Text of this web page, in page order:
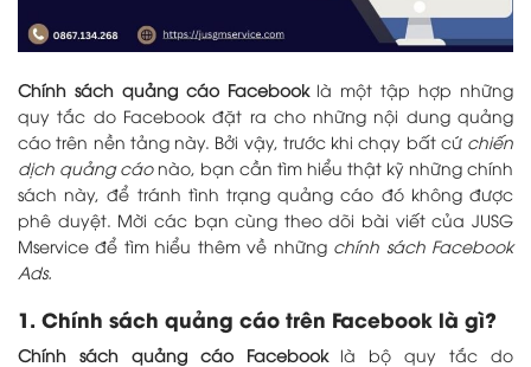
Chính sách quảng cáo Facebooklà một tập hợp những
quy tắc do Facebook đặt ra cho những nội dung quảng
cáo trên nền tảng này. Bởi vậy, trước khi chạy bất cứ chiến
dịch quảng cáo nào, bạn cần tìm hiểu thật kỹ những chính
sách này, để tránh tình trạng quảng cáo đó không được
phê duyệt. Mời các bạn cùng theo dõi bài viết của JUSG
Mservice để tìm hiểu thêm về những chính sách Facebook
Ads.
1. Chính sách quảng cáo trên Facebook là gì?
Chính sách quảng cáo Facebooklà bộ quy tắc do